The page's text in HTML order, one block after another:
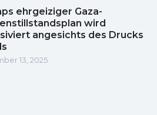
ehrgeiziger Gaza-
wird
angesichts des Drucks
13, 2025